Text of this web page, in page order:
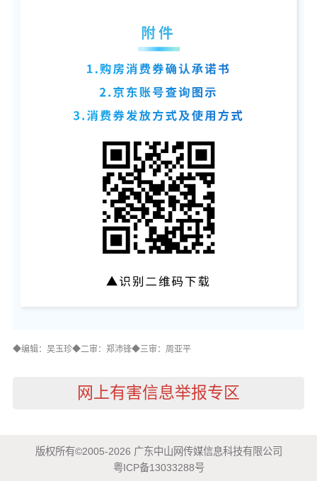
◆编辑：吴玉珍◆二审：郑沛锋◆三审：周亚平
网上有害信息举报专区
版权所有©2005-2026 广东中山网传媒信息科技有限公司
粤ICP备13033288号